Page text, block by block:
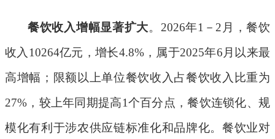
餐饮收入增幅显著扩大。 2026年1 － 2 月，餐饮
收入 10264亿元，增长4.8%，属于2025年6 月以来最
高增幅 ；限额以上单位餐饮收入占餐饮收入比重为
27% ，较上年同期提高1个百分点，餐饮连锁化、规
模化有利于涉农供应链标准化和品牌化。餐饮业对